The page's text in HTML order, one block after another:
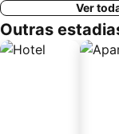
Ver
Outras